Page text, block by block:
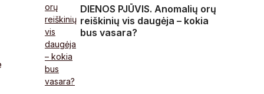
DIENOS PJŪVIS. Anomalių orų
reiškinių vis daugėja – kokia
bus vasara?